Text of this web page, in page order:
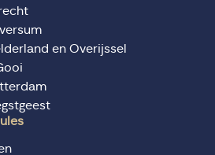
en Overijssel